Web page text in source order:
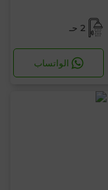
2 حـ
الواتساب